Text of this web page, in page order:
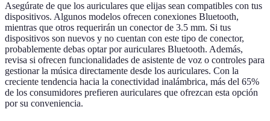
Asegúrate de que los auriculares que elijas sean compatibles con tus
dispositivos. Algunos modelos ofrecen conexiones Bluetooth,
mientras que otros requerirán un conector de 3.5 mm. Si tus
dispositivos son nuevos y no cuentan con este tipo de conector,
probablemente debas optar por auriculares Bluetooth. Además,
revisa si ofrecen funcionalidades de asistente de voz o controles para
gestionar la música directamente desde los auriculares. Con la
creciente tendencia hacia la conectividad inalámbrica, más del 65%
de los consumidores prefieren auriculares que ofrezcan esta opción
por su conveniencia.